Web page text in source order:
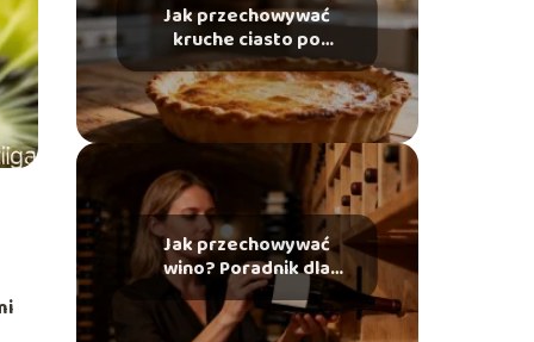
Jak przechowywać
kruche ciasto po
upieczeniu, aby było
świeże?
Jak przechowywać
wino? Poradnik dla
początkujących